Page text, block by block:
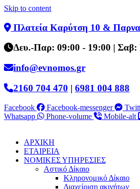
Skip to content
Πλατεία Καρύτση 10 &
Δευ.-Παρ: 09:00 - 19:00 | Σαβ:
info@evnomos.gr
2160 704 470 | 6981 004 888
Facebook Facebook-messenger
Whatsapp
Phone-volume Mobile-alt
ΑΡΧΙΚΗ
ΕΤΑΙΡΕΙΑ
ΝΟΜΙΚΕΣ ΥΠΗΡΕΣΙΕΣ
Αστικό Δίκαιο
Κληρονομικό Δίκαιο
Διαχείριση ακινήτων